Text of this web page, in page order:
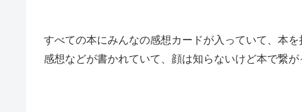
すべての本にみんなの感想カードが入っていて、本
感想などが書かれていて、顔は知らないけど本で繋